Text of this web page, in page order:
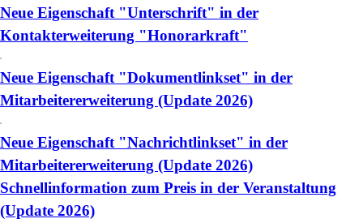
Neue Eigenschaft "Unterschrift" in der
Kontakterweiterung "Honorarkraft"
Neue Eigenschaft "Dokumentlinkset" in der
Mitarbeitererweiterung (Update 2026)
Neue Eigenschaft "Nachrichtlinkset" in der
Mitarbeitererweiterung (Update 2026)
Schnellinformation zum Preis in der Veranstaltung
(Update 2026)